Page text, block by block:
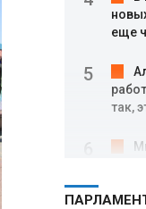
еще
так,